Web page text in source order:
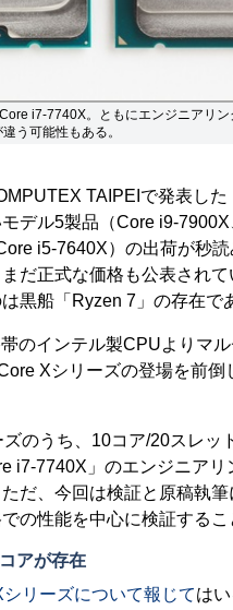
i7-7740X。ともにエンジニアリ
う可能性もある。
TAIPEIで発表した
デル5製品（Core i9-
i5-7640X）の出荷が秒
だ正式な価格も公表され
黒船「Ryzen 7」の存在で
のインテル製CPUよりマル
Xシリーズの登場を前倒
のうち、10コア/20スレッ
i7-7740X」のエンジニアリ
だ、今回は検証と原稿執
の性能を中心に検証するこ
アが存在
リーズについて報じては